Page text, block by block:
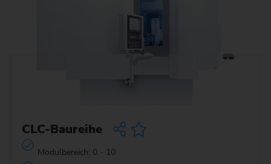
CLC-Baureihe
Modulbereich: 0 - 10